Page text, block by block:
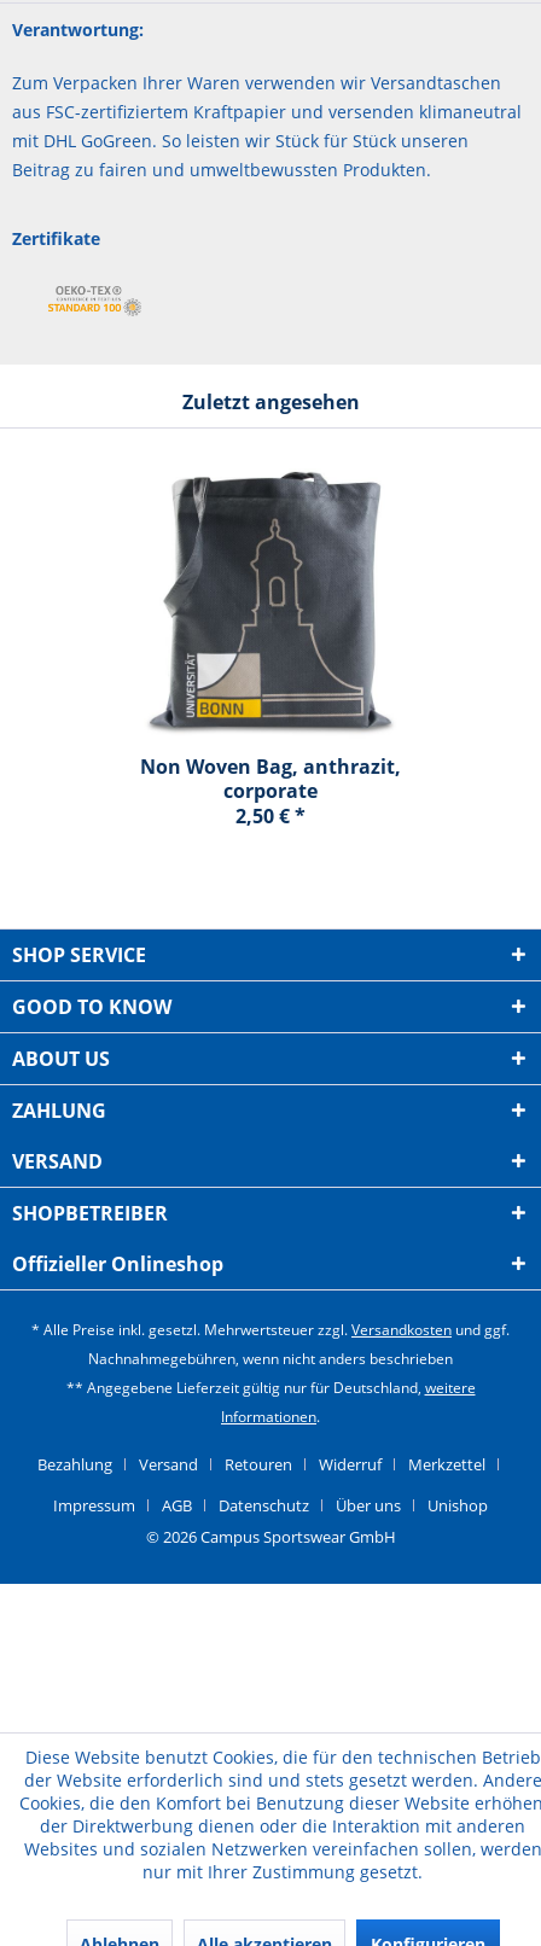
Verantwortung:
Zum Verpacken Ihrer Waren verwenden wir Versandtaschen
aus FSC-zertifiziertem Kraftpapier und versenden klimaneutral
mit DHL GoGreen. So leisten wir Stück für Stück unseren
Beitrag zu fairen und umweltbewussten Produkten.
Zertifikate
Zuletzt angesehen
Non Woven Bag, anthrazit,
corporate
2,50 € *
SHOP SERVICE
GOOD TO KNOW
ABOUT US
ZAHLUNG
VERSAND
SHOPBETREIBER
Offizieller Onlineshop
* Alle Preise inkl. gesetzl. Mehrwertsteuer zzgl.Versandkosten und ggf.
Nachnahmegebühren, wenn nicht anders beschrieben
** Angegebene Lieferzeit gültig nur für Deutschland, weitere
Informationen.
Bezahlung Versand Retouren Widerruf
Merkzettel
Impressum
AGB Datenschutz Über uns
Unishop
© 2026 Campus Sportswear GmbH
Diese Website benutzt Cookies, die für den technischen Betrieb
der Website erforderlich sind und stets gesetzt werden. Andere
Cookies, die den Komfort bei Benutzung dieser Website
der Direktwerbung dienen oder die Interaktion mit anderen
Websites und sozialen Netzwerken vereinfachen sollen, werden
nur mit Ihrer Zustimmung gesetzt.